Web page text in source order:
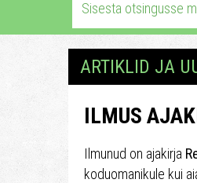
ARTIKLID JA
ILMUS
Ilmunud on ajakirja
koduomanikule kui